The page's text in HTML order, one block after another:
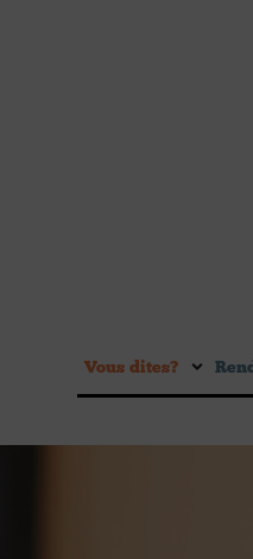
Vous dites ?